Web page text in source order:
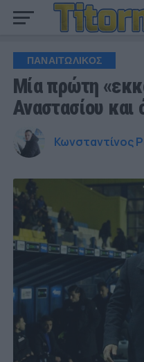
ΠΑΝΑΙΤΩΛΙΚΟΣ
Μία πρώτη
Αναστασίου και
Κωνσταντίνος